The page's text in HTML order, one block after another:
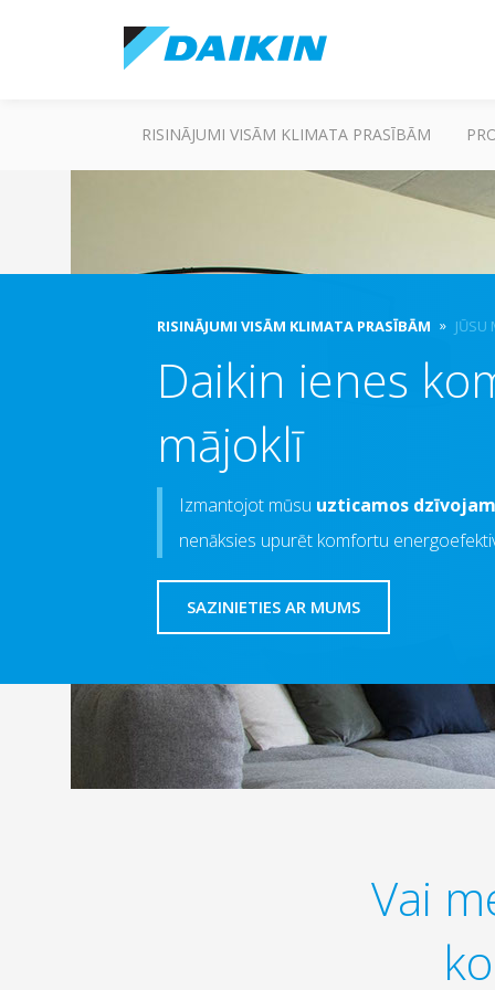
RISINĀJUMI VISĀM KLIMATA PRASĪBĀM
RISINĀJUMI VISĀM KLIMATA PRASĪBĀM JŪSU
Daikin ienes
mājoklī
Izmantojot mūsu uzticamos
nenāksies upurēt komfortu
SAZINIETIES AR MUMS
Vai